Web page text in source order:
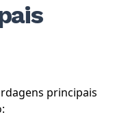
principais